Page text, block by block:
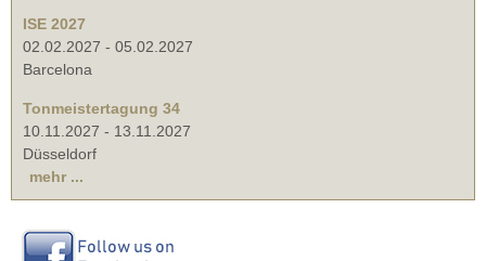
ISE 2027
02.02.2027 - 05.02.2027
Barcelona
Tonmeistertagung 34
10.11.2027 - 13.11.2027
Düsseldorf
mehr ...